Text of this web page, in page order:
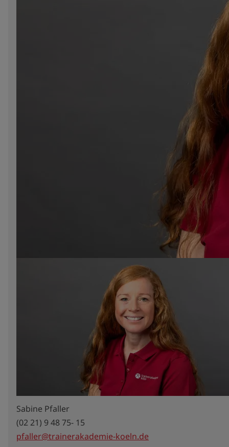
Sabine Pfaller
(02 21) 9 48 75- 15
pfaller@trainerakademie-koeln.de